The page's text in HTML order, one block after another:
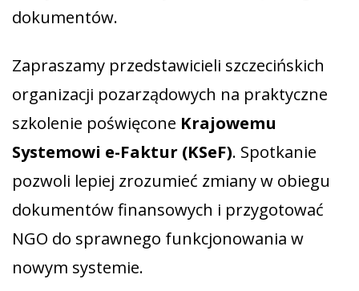
dokumentów.
Zapraszamy przedstawicieli szczecińskich
organizacji pozarządowych na praktyczne
szkolenie poświęcone Krajowemu
Systemowi e-Faktur (KSeF). Spotkanie
pozwoli lepiej zrozumieć zmiany w obiegu
dokumentów finansowych i przygotować
NGO do sprawnego funkcjonowania w
nowym systemie.